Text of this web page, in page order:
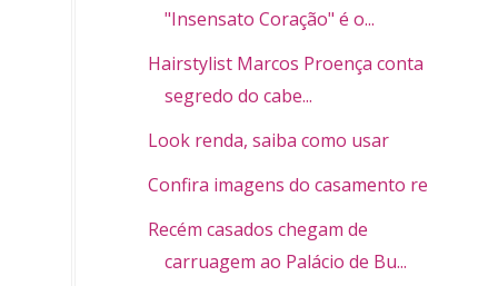
"Insensato Coração" é o...
Hairstylist Marcos Proença conta o
segredo do cabe...
Look renda, saiba como usar
Confira imagens do casamento real
Recém casados chegam de
carruagem ao Palácio de Bu...